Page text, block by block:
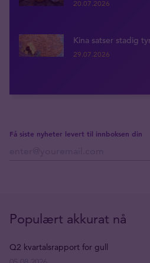
20.07.2026
Kina satser stadig
29.07.2026
Få siste nyheter levert til innboksen din
Populært akkurat nå
Q2 kvartalsrapport for gull